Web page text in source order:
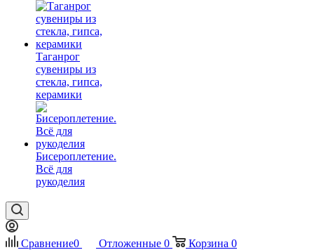
Таганрог
сувениры из
стекла, гипса,
керамики
Бисероплетение.
Всё для
рукоделия
Сравнение0 Отложенные 0 Корзина 0